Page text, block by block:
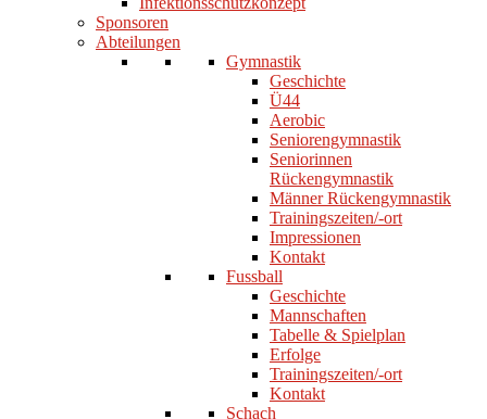
Sponsoren
Abteilungen
Gymnastik
Geschichte
Ü44
Aerobic
Seniorengymnastik
Seniorinnen
Rückengymnastik
Männer Rückengymnastik
Trainingszeiten/-ort
Impressionen
Kontakt
Fussball
Geschichte
Mannschaften
Tabelle & Spielplan
Erfolge
Trainingszeiten/-ort
Kontakt
Schach